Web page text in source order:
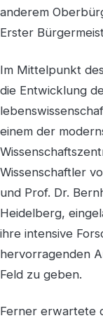
anderem
Erster
Im Mittelpunkt
die Entwicklung
einem der
Wissenschaftler
und Prof. Dr.
Heidelberg,
ihre intensive
hervorragenden
Feld zu geben.
Ferner erwartete